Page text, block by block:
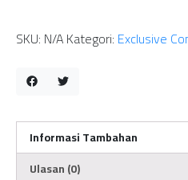
SKU: N/AKategori: Exclusive
Informasi Tambahan
Ulasan (0)